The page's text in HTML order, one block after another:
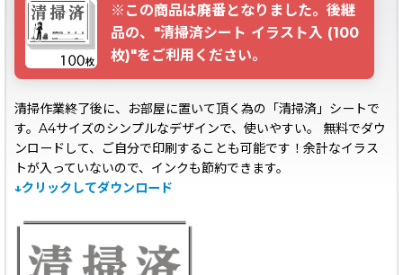
※この商品は廃番となりました。後継
品の、"清掃済シート イラスト入 (100
枚)"をご利用ください。
清掃作業終了後に、お部屋に置いて頂く為の「清掃済」シートで
す。A4サイズのシンプルなデザインで、使いやすい。 無料でダウ
ンロードして、ご自分で印刷することも可能です！余計なイラス
トが入っていないので、インクも節約できます。
↓クリックしてダウンロード